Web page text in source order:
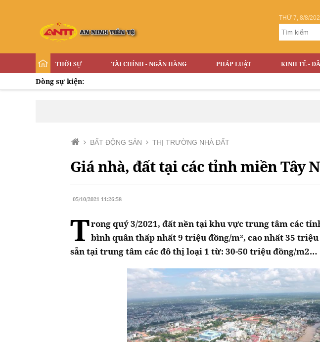
THỨ 7, 8/8/
THỜI SỰ TÀI CHÍNH - NGÂN HÀNG PHÁP LUẬT KINH TẾ -
Dòng sự kiện:
BẤT ĐỘNG SẢN THỊ TRƯỜNG NHÀ ĐẤT
Giá nhà, đất tại các tỉnh miền Tây
05/10/2021 11:26:58
Trong quý 3/2021, đất nền tại khu vực trung tâm các
bình quân thấp nhất 9 triệu đồng/m², cao nhất 35 triệu
sẵn tại trung tâm các đô thị loại 1 từ: 30-50 triệu đồng/m2…